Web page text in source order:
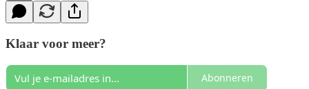
Klaar voor meer?
Abonneren